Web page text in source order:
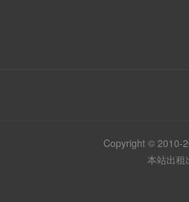
Copyright © 2010-
本站出